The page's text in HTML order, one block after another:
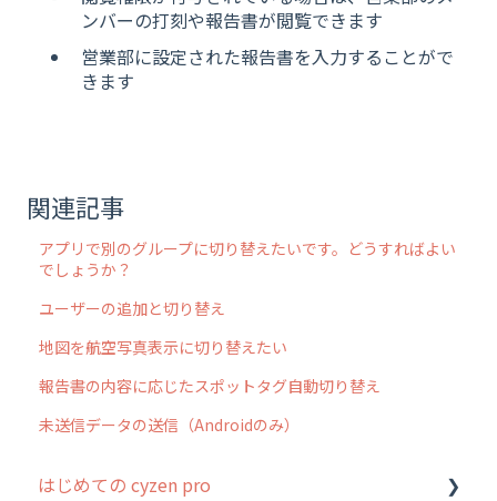
ンバーの打刻や報告書が閲覧できます
営業部に設定された報告書を入力することがで
きます
関連記事
アプリで別のグループに切り替えたいです。どうすればよい
でしょうか？
ユーザーの追加と切り替え
地図を航空写真表示に切り替えたい
報告書の内容に応じたスポットタグ自動切り替え
未送信データの送信（Androidのみ）
はじめての cyzen pro